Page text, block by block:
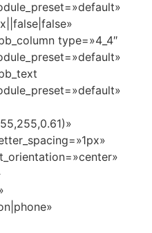
type=»4_4″